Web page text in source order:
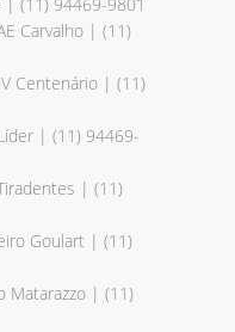
Carvalho | (11)
Centenário | (11)
| (11) 94469-
| (11)
Goulart | (11)
Matarazzo | (11)